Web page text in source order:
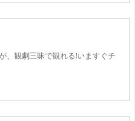
、観劇三昧で観れる!いますぐチ